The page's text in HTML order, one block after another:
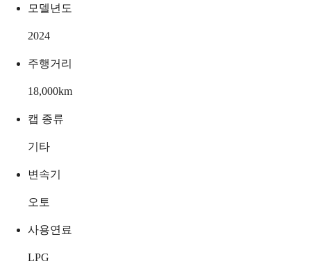
모델년도
2024
주행거리
18,000km
캡 종류
기타
변속기
오토
사용연료
LPG